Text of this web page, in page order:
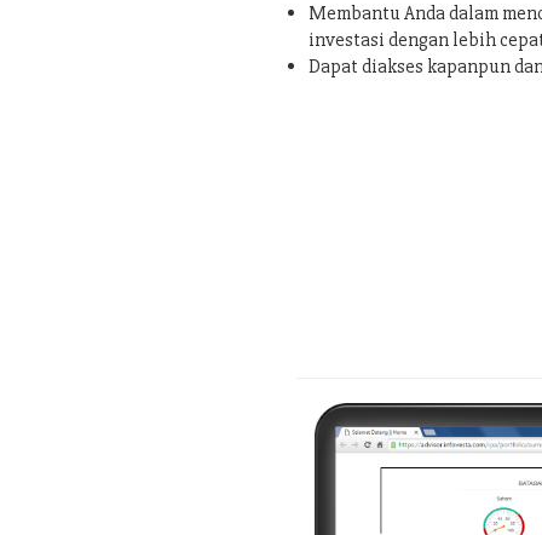
Membantu Anda dalam
investasi dengan lebih
Dapat diakses kapanpun